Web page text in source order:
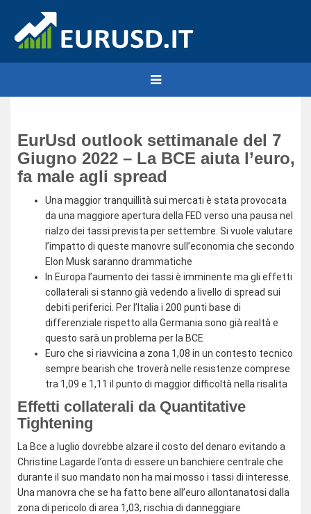
EurUsd outlook settimanale del 7
Giugno 2022 – La BCE aiuta l’euro,
fa male agli spread
Una maggior tranquillità sui mercati è stata provocata
da una maggiore apertura della FED verso una pausa nel
rialzo dei tassi prevista per settembre. Si vuole valutare
l’impatto di queste manovre sull’economia che secondo
Elon Musk saranno drammatiche
In Europa l’aumento dei tassi è imminente ma gli effetti
collaterali si stanno già vedendo a livello di spread sui
debiti periferici. Per l’Italia i 200 punti base di
differenziale rispetto alla Germania sono già realtà e
questo sarà un problema per la BCE
Euro che si riavvicina a zona 1,08 in un contesto tecnico
sempre bearish che troverà nelle resistenze comprese
tra 1,09 e 1,11 il punto di maggior difficoltà nella risalita
Effetti collaterali da Quantitative
Tightening
La Bce a luglio dovrebbe alzare il costo del denaro evitando a
Christine Lagarde l’onta di essere un banchiere centrale che
durante il suo mandato non ha mai mosso i tassi di interesse.
Una manovra che se ha fatto bene all’euro allontanatosi dalla
zona di pericolo di area 1,03, rischia di danneggiare